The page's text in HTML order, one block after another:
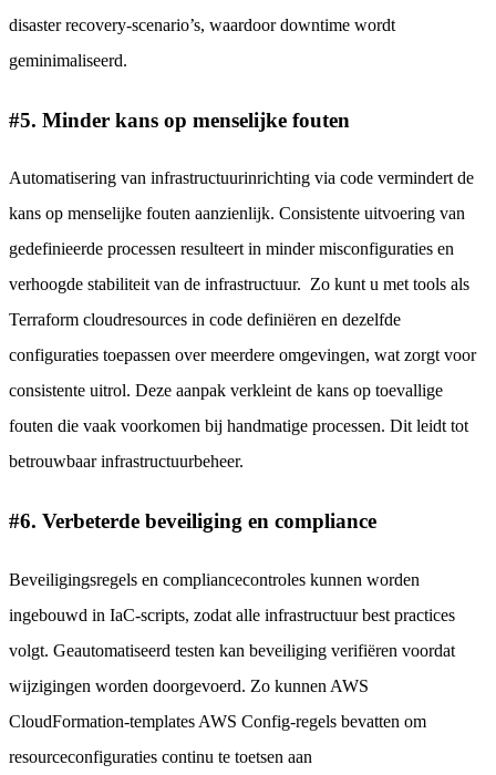
disaster recovery-scenario’s, waardoor downtime wordt
geminimaliseerd.
#5. Minder kans op menselijke fouten
Automatisering van infrastructuurinrichting via code vermindert de
kans op menselijke fouten aanzienlijk. Consistente uitvoering van
gedefinieerde processen resulteert in minder misconfiguraties en
verhoogde stabiliteit van de infrastructuur. Zo kunt u met tools als
Terraform cloudresources in code definiëren en dezelfde
configuraties toepassen over meerdere omgevingen, wat zorgt voor
consistente uitrol. Deze aanpak verkleint de kans op toevallige
fouten die vaak voorkomen bij handmatige processen. Dit leidt tot
betrouwbaar infrastructuurbeheer.
#6. Verbeterde beveiliging en compliance
Beveiligingsregels en compliancecontroles kunnen worden
ingebouwd in IaC-scripts, zodat alle infrastructuur best practices
volgt. Geautomatiseerd testen kan beveiliging verifiëren voordat
wijzigingen worden doorgevoerd. Zo kunnen AWS
CloudFormation-templates AWS Config-regels bevatten om
resourceconfiguraties continu te toetsen aan